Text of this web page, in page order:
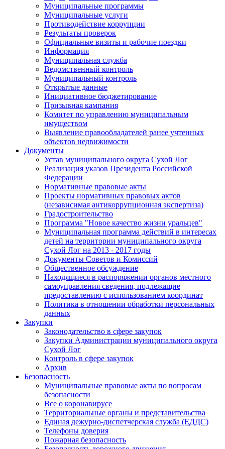
Муниципальные программы
Муниципальные услуги
Противодействие коррупции
Результаты проверок
Официальные визиты и рабочие поездки
Информация
Муниципальная служба
Ведомственный контроль
Муниципальный контроль
Открытые данные
Инициативное бюджетирование
Призывная кампания
Комитет по управлению муниципальным
имуществом
Выявление правообладателей ранее учтенных
объектов недвижимости
Документы
Устав муниципального округа Сухой Лог
Реализация указов Президента Российской
Федерации
Нормативные правовые акты
Проекты нормативных правовых актов
(независимая антикоррупционная экспертиза)
Градостроительство
Программа "Новое качество жизни уральцев"
Муниципальная программа действий в интересах
детей на территории муниципального округа
Сухой Лог на 2013 - 2017 годы
Документы Советов и Комиссий
Общественное обсуждение
Находящиеся в распоряжении органов местного
самоуправления сведения, подлежащие
предоставлению с использованием координат
Политика в отношении обработки персональных
данных
Закупки
Законодательство в сфере закупок
Закупки Администрации муниципального округа
Сухой Лог
Контроль в сфере закупок
Архив
Безопасность
Муниципальные правовые акты по вопросам
безопасности
Все о коронавирусе
Территориальные органы и представительства
Единая дежурно-диспетчерская служба (ЕДДС)
Телефоны доверия
Пожарная безопасность